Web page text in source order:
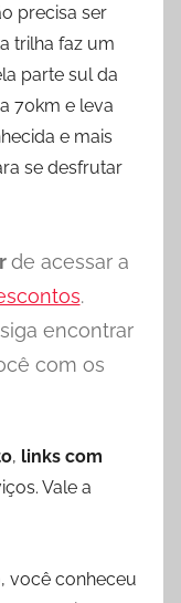
precisa ser
trilha faz um
parte sul da
70km e leva
e mais
se desfrutar
de acessar a
.
encontrar
com os
, links com
Vale a
você conheceu